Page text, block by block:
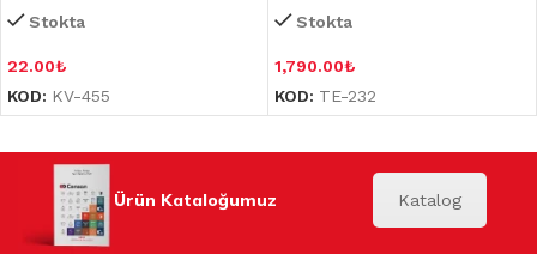
Stokta
22.00₺
KOD: KV-455
Stokta
1,790.00₺
KOD: TE-232
Ürün Kataloğumuz Katalog